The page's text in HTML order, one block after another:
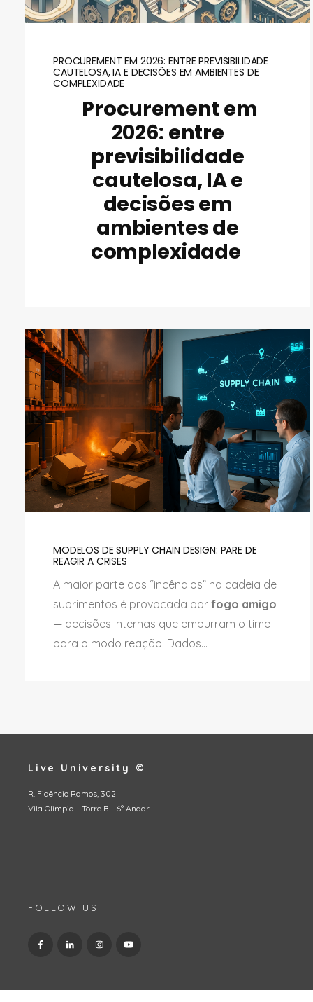
PROCUREMENT EM 2026: ENTRE PREVISIBILIDADE
CAUTELOSA, IA E DECISÕES EM AMBIENTES DE
COMPLEXIDADE
Procurement em
2026: entre
previsibilidade
cautelosa, IA e
decisões em
ambientes de
complexidade
MODELOS DE SUPPLY CHAIN DESIGN: PARE DE
REAGIR A CRISES
A maior parte dos “incêndios” na cadeia de
suprimentos é provocada por fogo amigo
— decisões internas que empurram o time
para o modo reação. Dados...
Live University ©
R. Fidêncio Ramos, 302
Vila Olimpia - Torre B - 6º Andar
FOLLOW US